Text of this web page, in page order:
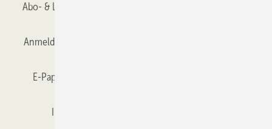
Abo- & Leserservice
Anmelden
E-Paper